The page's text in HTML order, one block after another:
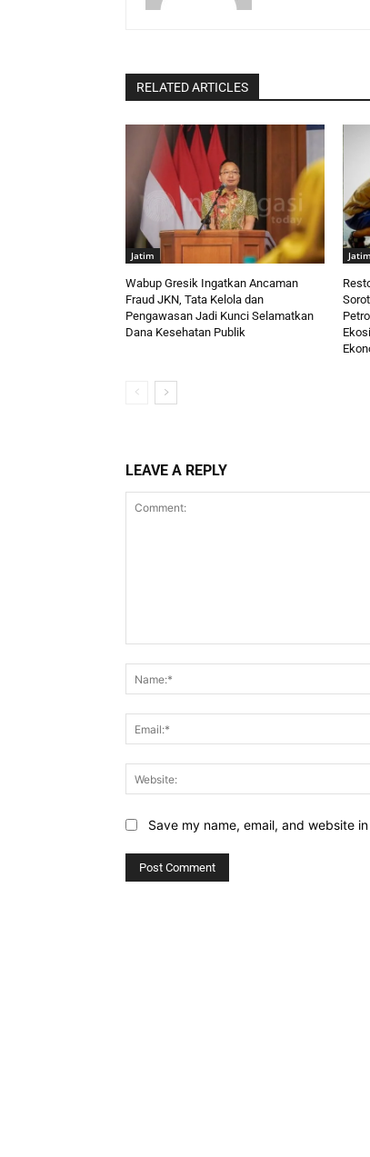
RELATED ARTICLES
Jatim
Wabup Gresik Ingatkan Ancaman
Fraud JKN, Tata Kelola dan
Pengawasan Jadi Kunci Selamatkan
Dana Kesehatan Publik
Jatim
LEAVE A REPLY
Save my name, email, and website